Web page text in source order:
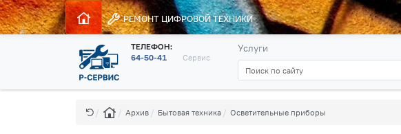
РЕМОНТЦИФРОВОЙ ТЕХНИКИ
ТЕЛЕФОН:
64-50-41
Сервис
Услуги
Архив Бытовая техника Осветительные приборы